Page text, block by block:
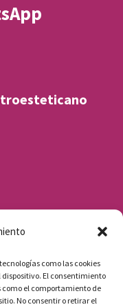
como las cookies
El consentimiento
como el comportamiento de
No consentir o retirar el
y de 15.30 a